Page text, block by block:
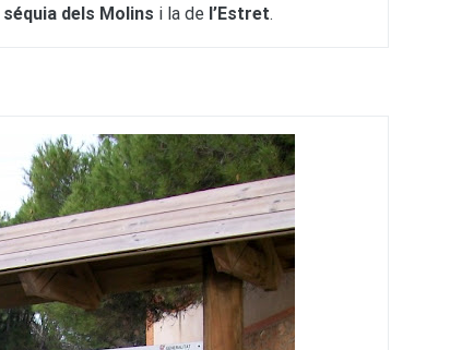
séquia dels Molins i la de l’Estret.